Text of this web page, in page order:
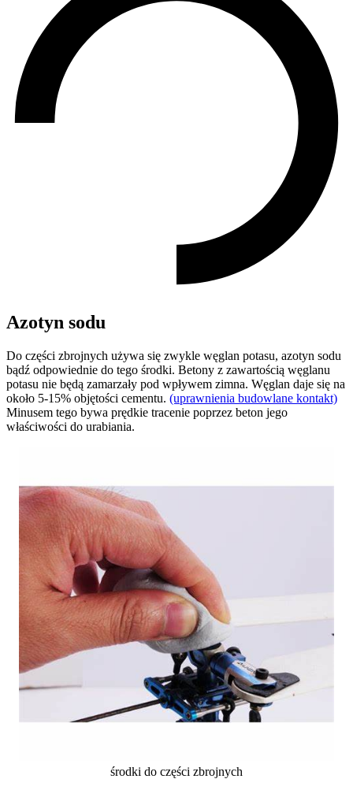
Azotyn sodu
Do części zbrojnych używa się zwykle węglan potasu, azotyn sodu
bądź odpowiednie do tego środki. Betony z zawartością węglanu
potasu nie będą zamarzały pod wpływem zimna. Węglan daje się na
około 5-15% objętości cementu. (uprawnienia budowlane kontakt)
Minusem tego bywa prędkie tracenie poprzez beton jego
właściwości do urabiania.
środki do części zbrojnych